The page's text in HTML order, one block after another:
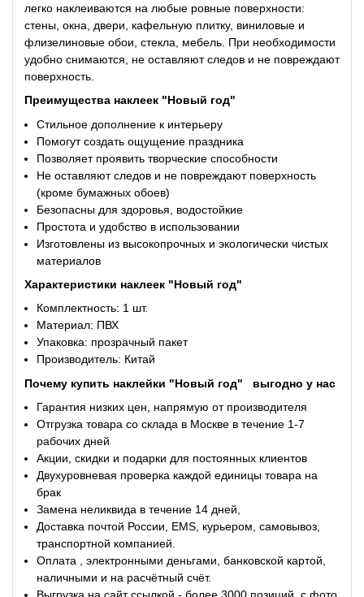
легко наклеиваются на любые ровные поверхности:
стены, окна, двери, кафельную плитку, виниловые и
флизелиновые обои, стекла, мебель. При необходимости
удобно снимаются, не оставляют следов и не повреждают
поверхность.
Преимущества наклеек "Новый год"
Стильное дополнение к интерьеру
Помогут создать ощущение праздника
Позволяет проявить творческие способности
Не оставляют следов и не повреждают поверхность
(кроме бумажных обоев)
Безопасны для здоровья, водостойкие
Простота и удобство в использовании
Изготовлены из высокопрочных и экологически чистых
материалов
Характеристики наклеек "Новый год"
Комплектность: 1 шт.
Материал: ПВХ
Упаковка: прозрачный пакет
Производитель: Китай
Почему купить наклейки "Новый год"
выгодно у нас
Гарантия низких цен, напрямую от производителя
Отгрузка товара со склада в Москве в течение 1-7
рабочих дней
Акции, скидки и подарки для постоянных клиентов
Двухуровневая проверка каждой единицы товара на
брак
Замена неликвида в течение 14 дней,
Доставка почтой России, EMS, курьером, самовывоз,
транспортной компанией.
Оплата , электронными деньгами, банковской картой,
наличными и на расчётный счёт.